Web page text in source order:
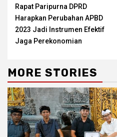
Rapat Paripurna DPRD
Harapkan Perubahan APBD
2023 Jadi Instrumen Efektif
Jaga Perekonomian
MORE STORIES